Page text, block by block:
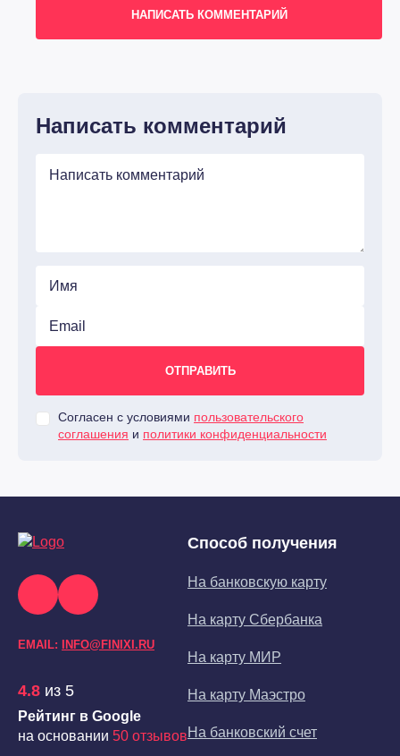
НАПИСАТЬ КОММЕНТАРИЙ
Написать комментарий
Согласен с условиями пользовательского
соглашения и политики конфиденциальности
EMAIL: INFO@FINIXI.RU
4.8 из 5
Рейтинг в Google
на основании 50 отзывов
Способ получения
На банковскую карту
На карту Сбербанка
На карту МИР
На карту Маэстро
На банковский счет